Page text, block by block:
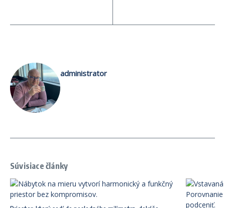
administrator
Súvisiace články